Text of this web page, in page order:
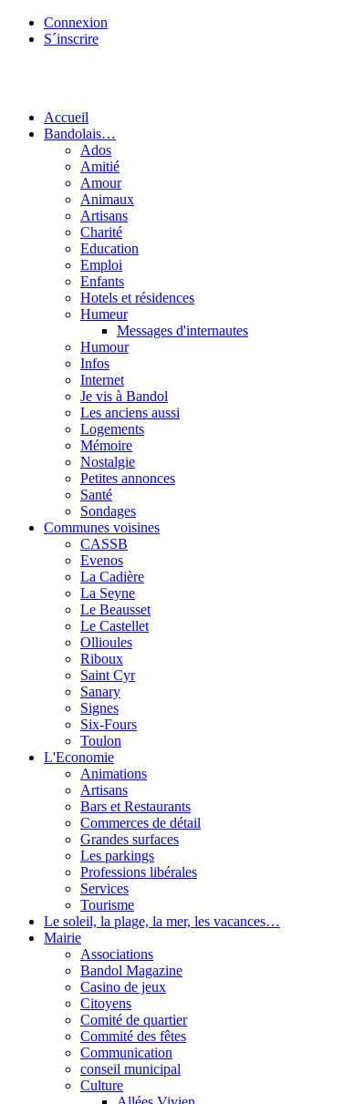
Connexion
S´inscrire
Accueil
Bandolais…
Ados
Amitié
Amour
Animaux
Artisans
Charité
Education
Emploi
Enfants
Hotels et résidences
Humeur
Messages d'internautes
Humour
Infos
Internet
Je vis à Bandol
Les anciens aussi
Logements
Mémoire
Nostalgie
Petites annonces
Santé
Sondages
Communes voisines
CASSB
Evenos
La Cadière
La Seyne
Le Beausset
Le Castellet
Ollioules
Riboux
Saint Cyr
Sanary
Signes
Six-Fours
Toulon
L'Economie
Animations
Artisans
Bars et Restaurants
Commerces de détail
Grandes surfaces
Les parkings
Professions libérales
Services
Tourisme
Le soleil, la plage, la mer, les vacances…
Mairie
Associations
Bandol Magazine
Casino de jeux
Citoyens
Comité de quartier
Commité des fêtes
Communication
conseil municipal
Culture